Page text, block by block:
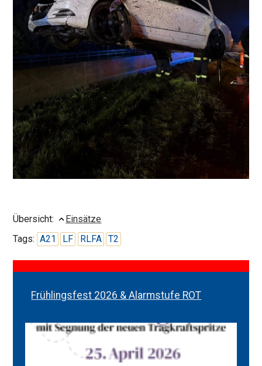
Übersicht:
Einsätze
Tags: A21 LF RLFA T2
Frühlingsfest 2026 & Alarmstufe ROT